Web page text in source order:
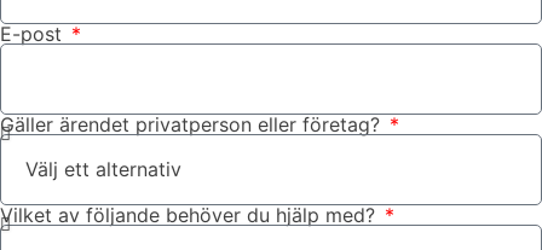
E-post
Gäller ärendet privatperson eller företag?
Vilket av följande behöver du hjälp med?